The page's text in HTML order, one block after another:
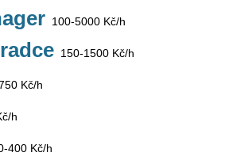
100-5000 Kč/h
150-1500 Kč/h
Kč/h
h
400 Kč/h